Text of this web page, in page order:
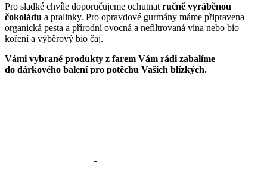
Pro sladké chvíle doporučujeme ochutnat ručně vyráběnou
čokoládu a pralinky. Pro opravdové gurmány máme připravena
organická pesta a přírodní ovocná a nefiltrovaná vína nebo bio
koření a výběrový bio čaj.
Vámi vybrané produkty z farem Vám rádi zabalíme
do dárkového balení pro potěchu Vašich blízkých.